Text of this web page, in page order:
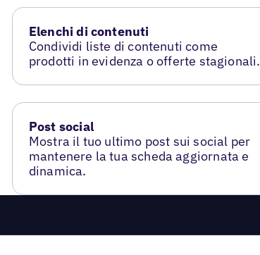
Elenchi di contenuti
Condividi liste di contenuti come
prodotti in evidenza o offerte stagionali.
Post social
Mostra il tuo ultimo post sui social per
mantenere la tua scheda aggiornata e
dinamica.